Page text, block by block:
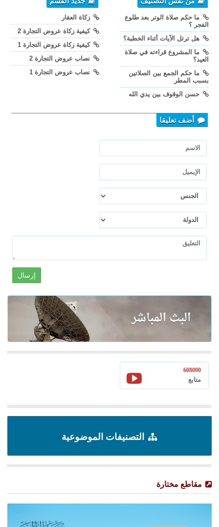
ما حكم صلاة الوتر بعد طلوع
الفجر ؟
هل ترتل الآيات أثناء الخطبة؟
ما المشروع قراءته في صلاة
العيد؟
ما حكم الجمع بين الصلاتين
بسبب المطر
حسن الوقوف بين يدي الله
زكاة العقار
كيفية زكاة عروض التجارة 2
كيفية زكاة عروض التجارة 1
نصاب عروض التجارة 2
نصاب عروض التجارة 1
أضف تعليقا
إرسال
608000
متابع
التصنيفات الموضوعية
مقاطع مختارة